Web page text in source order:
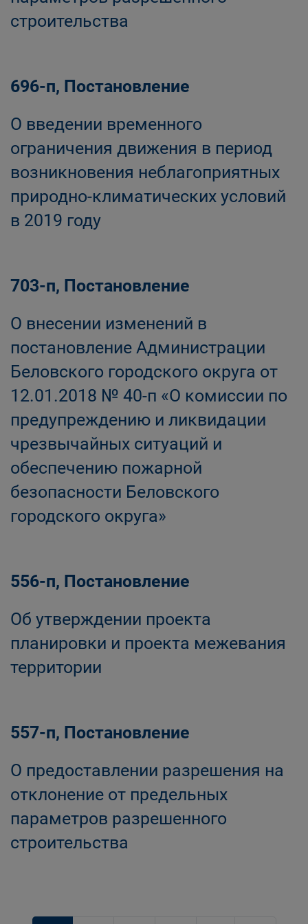
строительства
696-п, Постановление
О введении временного
ограничения движения в период
возникновения неблагоприятных
природно-климатических условий
в 2019 году
703-п, Постановление
О внесении изменений в
постановление Администрации
Беловского городского округа от
12.01.2018 № 40-п «О комиссии по
предупреждению и ликвидации
чрезвычайных ситуаций и
обеспечению пожарной
безопасности Беловского
городского округа»
556-п, Постановление
Об утверждении проекта
планировки и проекта межевания
территории
557-п, Постановление
О предоставлении разрешения на
отклонение от предельных
параметров разрешенного
строительства